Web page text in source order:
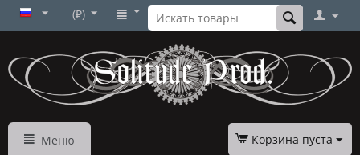
(₽)
Меню Корзина пуста